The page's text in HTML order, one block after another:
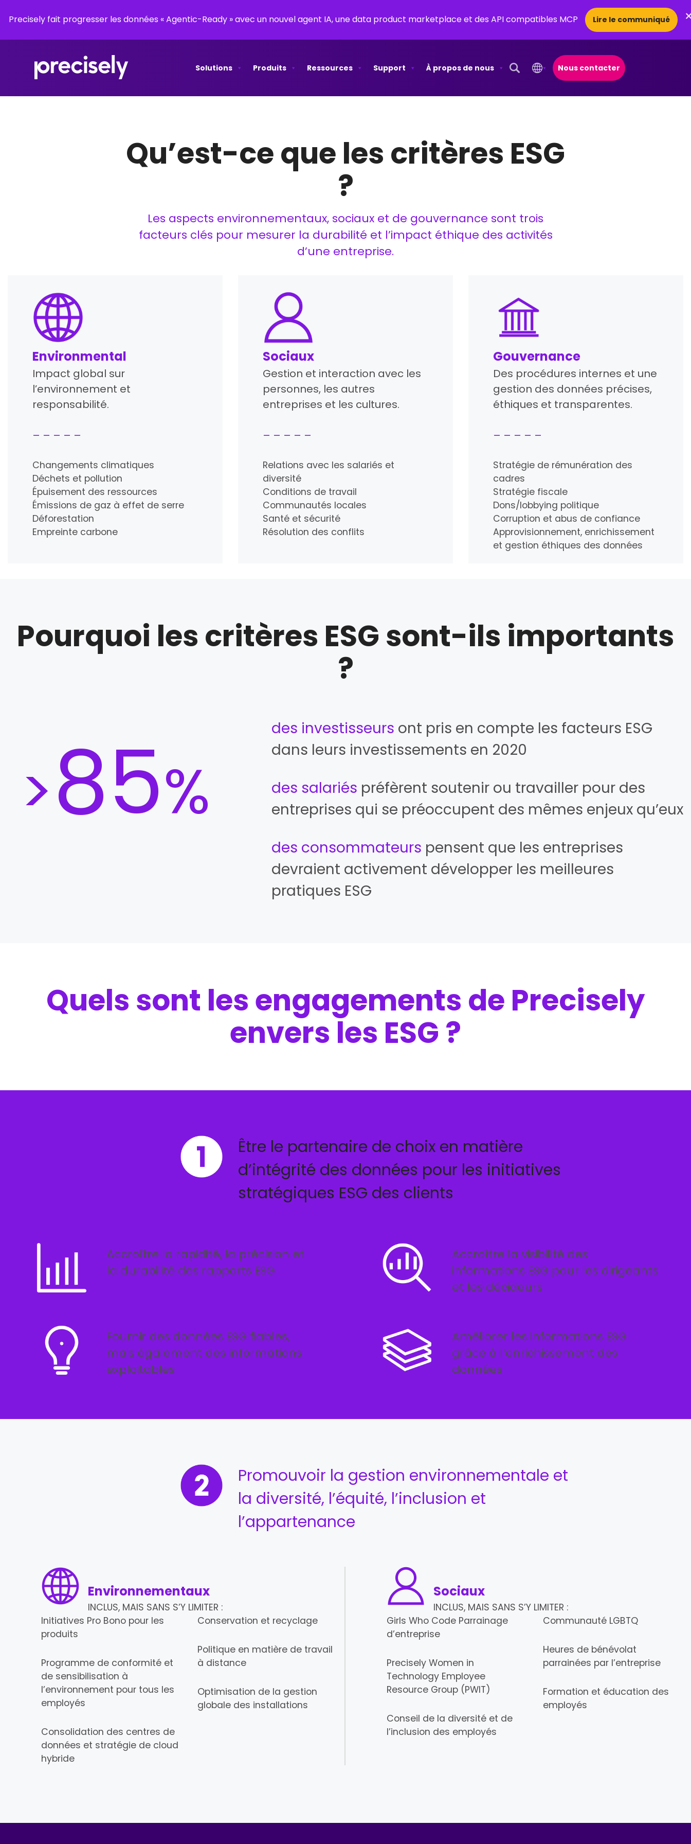
Precisely fait progresser les données « Agentic-Ready » avec un nouvel agent IA, une data product marketplace et des API compatibles MCP Lire le communiqué
Solutions Produits Ressources Support
À propos de nous
Open Search Popup
Nous contacter
Qu’est-ce que les critères ESG
?
Les aspects environnementaux, sociaux et de gouvernance sont trois
facteurs clés pour mesurer la durabilité et l’impact éthique des activités
d’une entreprise.
Environmental
Impact global sur
l’environnement et
responsabilité.
– – – – –
Changements climatiques
Déchets et pollution
Épuisement des ressources
Émissions de gaz à effet de serre
Déforestation
Empreinte carbone
Sociaux
Gestion et interaction avec les
personnes, les autres
entreprises et les cultures.
– – – – –
Relations avec les salariés et
diversité
Conditions de travail
Communautés locales
Santé et sécurité
Résolution des conflits
Gouvernance
Des procédures internes et une
gestion des données précises,
éthiques et transparentes.
– – – – –
Stratégie de rémunération des
cadres
Stratégie fiscale
Dons/lobbying politique
Corruption et abus de confiance
Approvisionnement, enrichissement
et gestion éthiques des données
Pourquoi les critères ESG sont-ils importants
?
>85%
des investisseurs ont pris en compte les facteurs ESG
dans leurs investissements en 2020
des salariés préfèrent soutenir ou travailler pour des
entreprises qui se préoccupent des mêmes enjeux qu’eux
des consommateurs pensent que les entreprises
devraient activement développer les meilleures
pratiques ESG
Quels sont les engagements de Precisely
envers les ESG ?
Être le partenaire de choix en matière
d’intégrité des données pour les initiatives
stratégiques ESG des clients
Accroître la rapidité, la précision et
la durabilité des rapports ESG
Accroître la visibilité des
informations ESG pour les dirigeants
et les décideurs
Fournir des données ESG fiables,
mais également des informations
exploitables
Améliorer les informations ESG
grâce à l’enrichissement des
données
Promouvoir la gestion environnementale et
la diversité, l’équité, l’inclusion et
l’appartenance
Environnementaux
INCLUS, MAIS SANS S’Y LIMITER :
Initiatives Pro Bono pour les
produits
Programme de conformité et
de sensibilisation à
l’environnement pour tous les
employés
Consolidation des centres de
données et stratégie de cloud
hybride
Conservation et recyclage
Politique en matière de travail
à distance
Optimisation de la gestion
globale des installations
Sociaux
INCLUS, MAIS SANS S’Y LIMITER :
Girls Who Code Parrainage
d’entreprise
Precisely Women in
Technology Employee
Resource Group (PWIT)
Conseil de la diversité et de
l’inclusion des employés
Communauté LGBTQ
Heures de bénévolat
parrainées par l’entreprise
Formation et éducation des
employés